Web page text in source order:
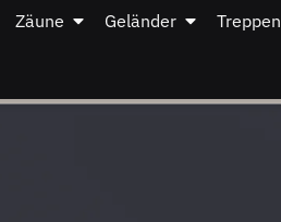
Zäune Geländer Treppen